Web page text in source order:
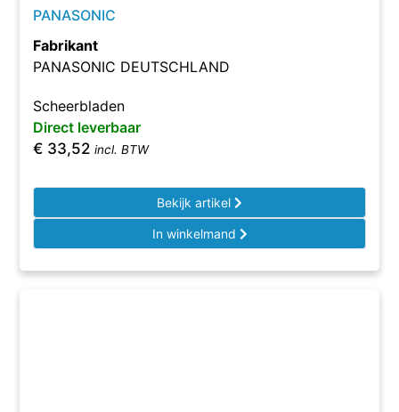
PANASONIC
Fabrikant
PANASONIC DEUTSCHLAND
Scheerbladen
Direct leverbaar
€ 33,52 incl. BTW
Bekijk artikel
In winkelmand